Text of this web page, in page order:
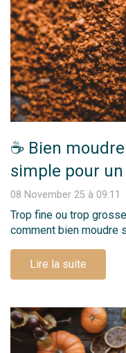
☕ Bien
simple pour
08 November 25 à 09:11
Trop fine ou trop
comment bien moudre
Lire la suite